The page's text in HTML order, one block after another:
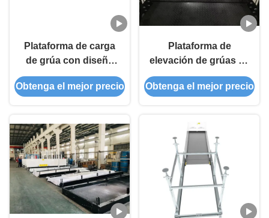
Plataforma de carga
de grúa con diseño
compacto y
capacidad de carga
garantiza el manejo
seguro de materiales
en sitios de
construcción de
varios pisos
Obtenga el mejor precio
Plataforma de
elevación de grúas de
construcción de gran
altura retráctil de 2600
Obtenga el mejor precio